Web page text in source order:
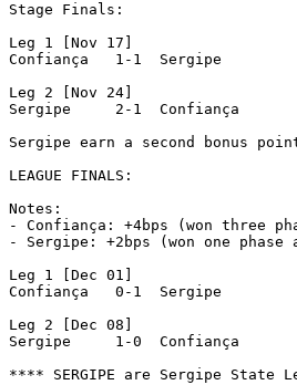
Stage Finals:
Leg 1 [Nov 17]
Confiança   1-1  Sergipe
Leg 2 [Nov 24]
Sergipe     2-1  Confiança
Sergipe earn a second bonus
LEAGUE FINALS:
Notes:
- Confiança: +4bps (won three
- Sergipe: +2bps (won one phase
Leg 1 [Dec 01]
Confiança   0-1  Sergipe
Leg 2 [Dec 08]
Sergipe     1-0  Confiança
**** SERGIPE are Sergipe State